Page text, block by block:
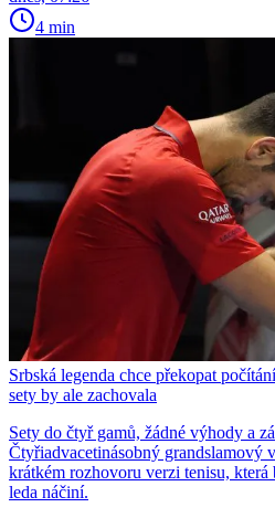
4 min
Srbská legenda chce překopat
sety by ale zachovala
Sety do čtyř gamů, žádné výhody a
Čtyřiadvacetinásobný
krátkém rozhovoru verzi tenisu, která
leda náčiní.